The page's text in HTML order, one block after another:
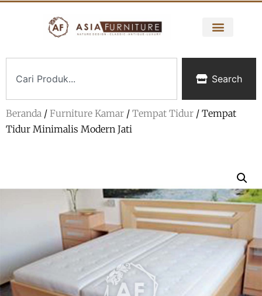
Search
Beranda / Furniture Kamar / Tempat Tidur / Tempat
Tidur Minimalis Modern Jati